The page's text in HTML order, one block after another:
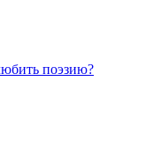
поэзию?